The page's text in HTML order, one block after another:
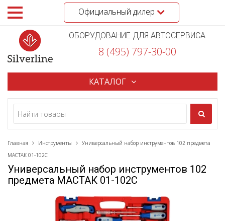
Официальный дилер
ОБОРУДОВАНИЕ ДЛЯ АВТОСЕРВИСА
8 (495) 797-30-00
КАТАЛОГ
Главная Инструменты
Универсальный набор инструментов 102 предмета
МАСТАК 01-102C
Универсальный набор инструментов 102
предмета МАСТАК 01-102C